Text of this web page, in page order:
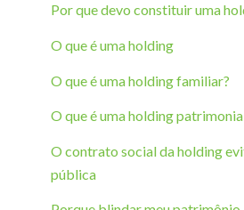
Por que devo constituir uma
O que é uma holding
O que é uma holding familiar?
O que é uma holding
O contrato social da holding
pública